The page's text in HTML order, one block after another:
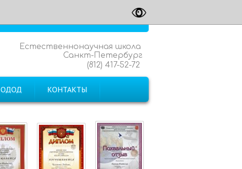
Естественнонаучная школа
Санкт-Петербург
(812) 417-52-72
ОДОД КОНТАКТЫ